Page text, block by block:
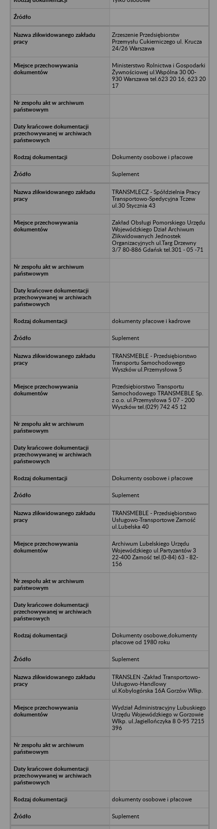
Zrzeszenie Przedsiębiorstw
Przemysłu Cukierniczego ul. Krucza
24/26 Warszawa
Ministerstwo Rolnictwa i Gospodarki
Żywnościowej ul.Wspólna 30 00-
930 Warszawa tel.623 20 16, 623 20
17
Dokumenty osobowe i płacowe
Suplement
TRANSMLECZ - Spółdzielnia Pracy
Transportowo-Spedycyjna Tczew
ul.30 Stycznia 43
Zakład Obsługi Pomorskiego Urzędu
Wojewódzkiego Dział Archiwum
Zlikwidowanych Jednostek
Organizacyjnych ul.Targ Drzewny
3/7 80-886 Gdańsk tel.301 - 05 -71
dokumenty płacowe i kadrowe
Suplement
TRANSMEBLE - Przedsiębiorstwo
Transportu Samochodowego
Wyszków ul.Przemysłowa 5
Przedsiębiorstwo Transportu
Samochodowego TRANSMEBLE Sp.
z o.o. ul.Przemysłowa 5 07 - 200
Wyszków tel.(029) 742 45 12
Dokumenty osobowe i płacowe
Suplement
TRANSMEBLE - Przedsiębiorstwo
Usługowo-Transportowe Zamość
ul.Lubelska 40
Archiwum Lubelskiego Urzędu
Wojewódzkiego ul.Partyzantów 3
22-400 Zamość tel.(0-84) 63 - 82-
156
Dokumenty osobowe,dokumenty
płacowe od 1980 roku
Suplement
TRANSLEN -Zakład Transportowo-
Usługowo-Handlowy
ul.Kobylogórska 16A Gorzów Wlkp.
Wydział Administracyjny Lubuskiego
Urzędu Wojewódzkiego w Gorzowie
Wlkp. ul.Jagiellończyka 8 0-95 7215
396
dokumenty osobowe i płacowe
Suplement